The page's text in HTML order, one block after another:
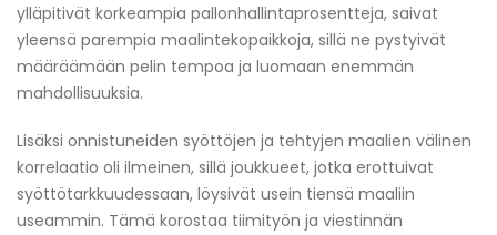
ylläpitivät korkeampia pallonhallintaprosentteja, saivat
yleensä parempia maalintekopaikkoja, sillä ne pystyivät
määräämään pelin tempoa ja luomaan enemmän
mahdollisuuksia.
Lisäksi onnistuneiden syöttöjen ja tehtyjen maalien välinen
korrelaatio oli ilmeinen, sillä joukkueet, jotka erottuivat
syöttötarkkuudessaan, löysivät usein tiensä maaliin
useammin. Tämä korostaa tiimityön ja viestinnän